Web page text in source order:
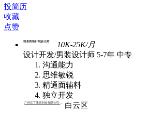
投简历
收藏
点赞
韩系男装针织设计师
10K-25K/月
设计开发/男装设计师 5-7年 中专
沟通能力
思维敏锐
精通面辅料
独立开发
白云区